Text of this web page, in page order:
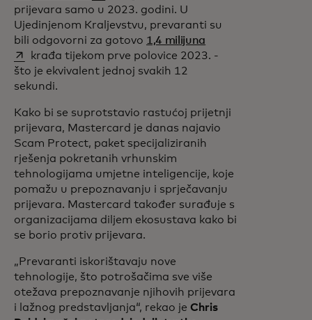
prijevara samo u 2023. godini. U
Ujedinjenom Kraljevstvu, prevaranti su
bili odgovorni za gotovo 1,4 milijuna
krađa tijekom prve polovice 2023. -
što je ekvivalent jednoj svakih 12
sekundi.
Kako bi se suprotstavio rastućoj prijetnji
prijevara, Mastercard je danas najavio
Scam Protect, paket specijaliziranih
rješenja pokretanih vrhunskim
tehnologijama umjetne inteligencije, koje
pomažu u prepoznavanju i sprječavanju
prijevara. Mastercard također surađuje s
organizacijama diljem ekosustava kako bi
se borio protiv prijevara.
„Prevaranti iskorištavaju nove
tehnologije, što potrošačima sve više
otežava prepoznavanje njihovih prijevara
i lažnog predstavljanja“, rekao je Chris